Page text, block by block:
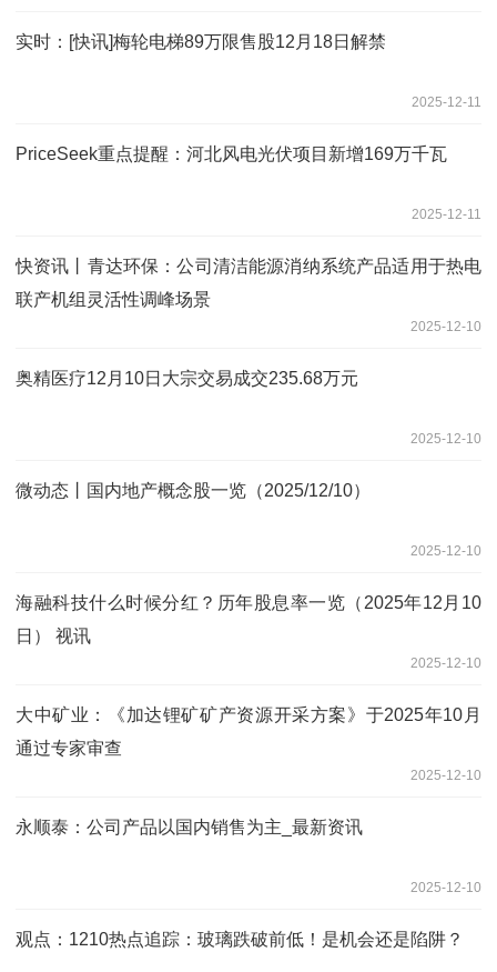
实时：[快讯]梅轮电梯89万限售股12月18日解禁
2025-12-11
PriceSeek重点提醒：河北风电光伏项目新增169万千瓦
2025-12-11
快资讯丨青达环保：公司清洁能源消纳系统产品适用于热电
联产机组灵活性调峰场景
2025-12-10
奥精医疗12月10日大宗交易成交235.68万元
2025-12-10
微动态丨国内地产概念股一览（2025/12/10）
2025-12-10
海融科技什么时候分红？历年股息率一览（2025年12月10
日） 视讯
2025-12-10
大中矿业：《加达锂矿矿产资源开采方案》于2025年10月
通过专家审查
2025-12-10
永顺泰：公司产品以国内销售为主_最新资讯
2025-12-10
观点：1210热点追踪：玻璃跌破前低！是机会还是陷阱？